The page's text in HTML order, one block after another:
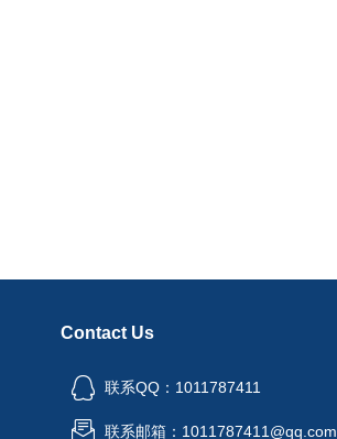
Contact Us
联系QQ：1011787411
联系邮箱：1011787411@qq.com